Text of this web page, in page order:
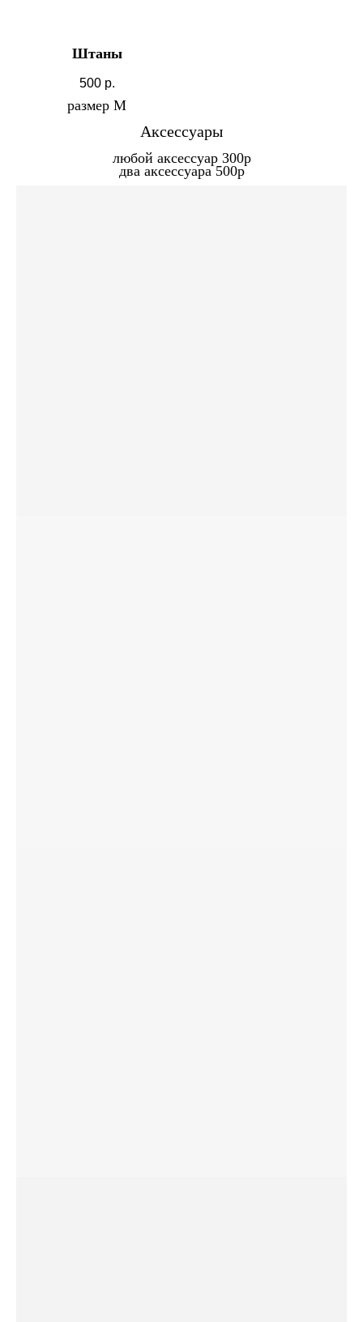
Штаны
500 р.
размер М
Аксессуары
любой аксессуар 300р
два аксессуара 500р